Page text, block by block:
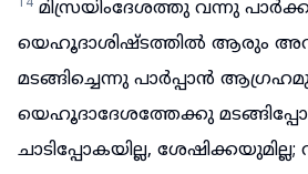
14 മിസ്രയിംദേശത്തു വന്നു
യെഹൂദാശിഷ്ടത്തിൽ ആരും
മടങ്ങിച്ചെന്നു പാർപ്പാൻ
യെഹൂദാദേശത്തേക്കു
ചാടിപ്പോകയില്ല,